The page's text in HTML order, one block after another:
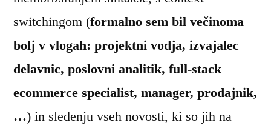
switchingom (formalno sem bil večinoma
bolj v vlogah: projektni vodja, izvajalec
delavnic, poslovni analitik, full-stack
ecommerce specialist, manager, prodajnik,
…) in sledenju vseh novosti, ki so jih na